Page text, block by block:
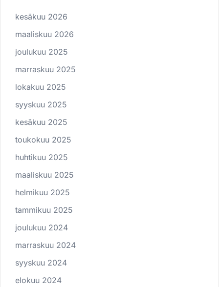
kesäkuu 2026
maaliskuu 2026
joulukuu 2025
marraskuu 2025
lokakuu 2025
syyskuu 2025
kesäkuu 2025
toukokuu 2025
huhtikuu 2025
maaliskuu 2025
helmikuu 2025
tammikuu 2025
joulukuu 2024
marraskuu 2024
syyskuu 2024
elokuu 2024